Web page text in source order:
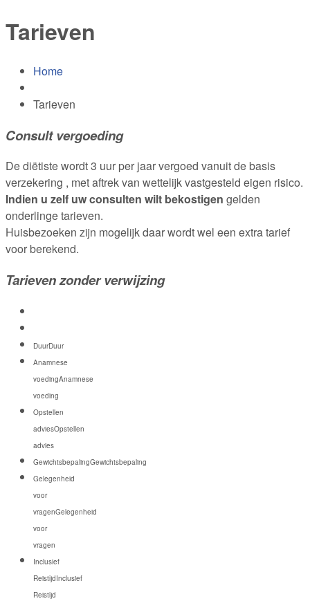
Tarieven
Home
Tarieven
Consult vergoeding
De diëtiste wordt 3 uur per jaar vergoed vanuit de basis
verzekering , met aftrek van wettelijk vastgesteld eigen risico.
Indien u zelf uw consulten wilt bekostigen gelden
onderlinge tarieven.
Huisbezoeken zijn mogelijk daar wordt wel een extra tarief
voor berekend.
Tarieven zonder verwijzing
DuurDuur
Anamnese
voedingAnamnese
voeding
Opstellen
adviesOpstellen
advies
GewichtsbepalingGewichtsbepaling
Gelegenheid
voor
vragenGelegenheid
voor
vragen
Inclusief
ReistijdInclusief
Reistijd